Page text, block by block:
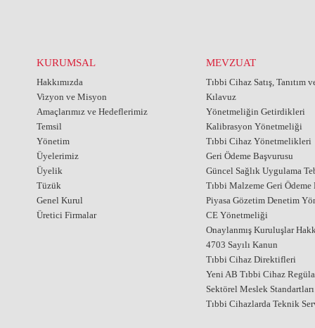
KURUMSAL
Hakkımızda
Vizyon ve Misyon
Amaçlarımız ve Hedeflerimiz
Temsil
Yönetim
Üyelerimiz
Üyelik
Tüzük
Genel Kurul
Üretici Firmalar
MEVZUAT
Tıbbi Cihaz Satış, Tanıtım
Kılavuz
Yönetmeliğin Getirdikleri
Kalibrasyon Yönetmeliği
Tıbbi Cihaz Yönetmelikleri
Geri Ödeme Başvurusu
Güncel Sağlık Uygulama
Tıbbi Malzeme Geri Ödeme
Piyasa Gözetim Denetim
CE Yönetmeliği
Onaylanmış Kuruluşlar
4703 Sayılı Kanun
Tıbbi Cihaz Direktifleri
Yeni AB Tıbbi Cihaz
Sektörel Meslek Standartları
Tıbbi Cihazlarda Teknik